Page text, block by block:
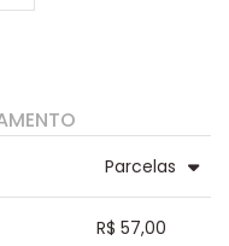
Parcelas
R$ 57,00